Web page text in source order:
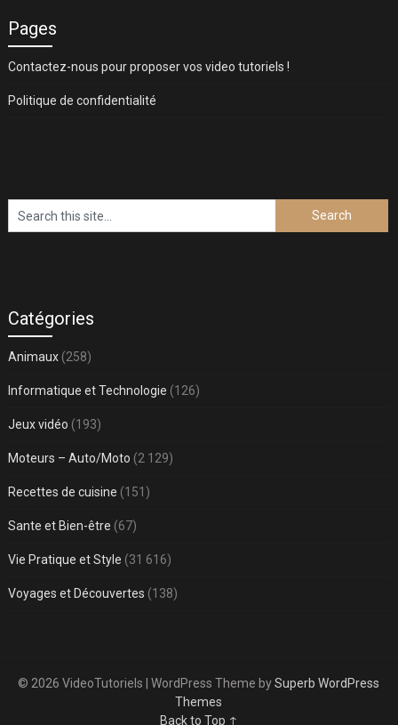
Pages
Contactez-nous pour proposer vos video tutoriels !
Politique de confidentialité
Catégories
Animaux(258)
Informatique et Technologie (126)
Jeux vidéo (193)
Moteurs – Auto/Moto (2 129)
Recettes de cuisine (151)
Sante et Bien-être (67)
Vie Pratique et Style (31 616)
Voyages et Découvertes (138)
© 2026 VideoTutoriels | WordPress Theme bySuperb WordPress
Themes
Back to Top ↑